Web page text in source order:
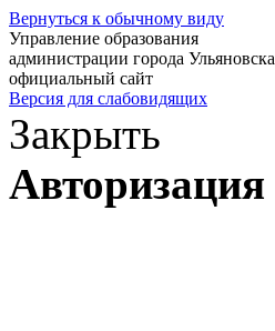
Вернуться к обычному виду
Управление образования
администрации города Ульяновска
официальный сайт
Версия для слабовидящих
Закрыть
Авторизация